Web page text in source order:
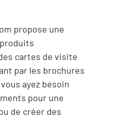
propose une
cartes de visite
par les brochures
ayez besoin
pour une
de créer des